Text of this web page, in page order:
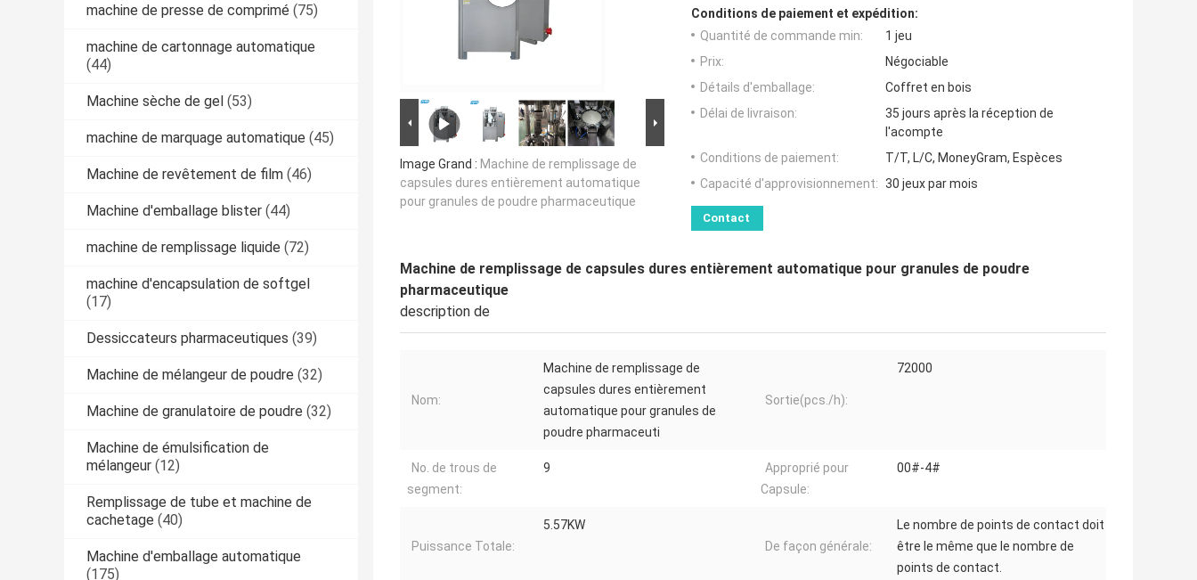
machine de presse de comprimé (75)
machine de cartonnage automatique
(44)
Machine sèche de gel (53)
machine de marquage automatique (45)
Machine de revêtement de film (46)
Machine d'emballage blister (44)
machine de remplissage liquide (72)
machine d'encapsulation de softgel
(17)
Dessiccateurs pharmaceutiques (39)
Machine de mélangeur de poudre (32)
Machine de granulatoire de poudre (32)
Machine de émulsification de
mélangeur (12)
Remplissage de tube et machine de
cachetage (40)
Machine d'emballage automatique
(175)
Image Grand : Machine de remplissage de
capsules dures entièrement automatique
pour granules de poudre pharmaceutique
Conditions de paiement et expédition:
Quantité de commande min:
1 jeu
Prix:
Négociable
Détails d'emballage:
Coffret en bois
Délai de livraison:
35 jours après la réception de
l'acompte
Conditions de paiement:
T/T, L/C, MoneyGram, Espèces
Capacité d'approvisionnement: 30 jeux par mois
Contact
Machine de remplissage de capsules dures entièrement automatique pour granules de poudre
pharmaceutique
description de
Nom:
Machine de remplissage de
capsules dures entièrement
automatique pour granules de
poudre pharmaceuti
Sortie(pcs./h):
72000
No. de trous de
segment:
9
Approprié pour
Capsule:
00#-4#
Puissance Totale:
5.57KW
De façon générale:
Le nombre de points de contact doit
être le même que le nombre de
points de contact.